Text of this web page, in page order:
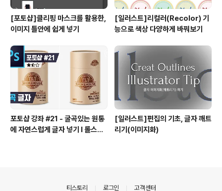
[포토샵]클리핑 마스크를 활용한,
이미지 틀안에 쉽게 넣기
[일러스트]리컬러(Recolor) 기
능으로 색상 다양하게 바꿔보기
포토샵 강좌 #21 - 굴곡있는 원통
에 자연스럽게 글자 넣기 I 롤스토
[일러스트]편집의 기초, 글자 깨트
리기(이미지화)
티스토리 로그인 고객센터